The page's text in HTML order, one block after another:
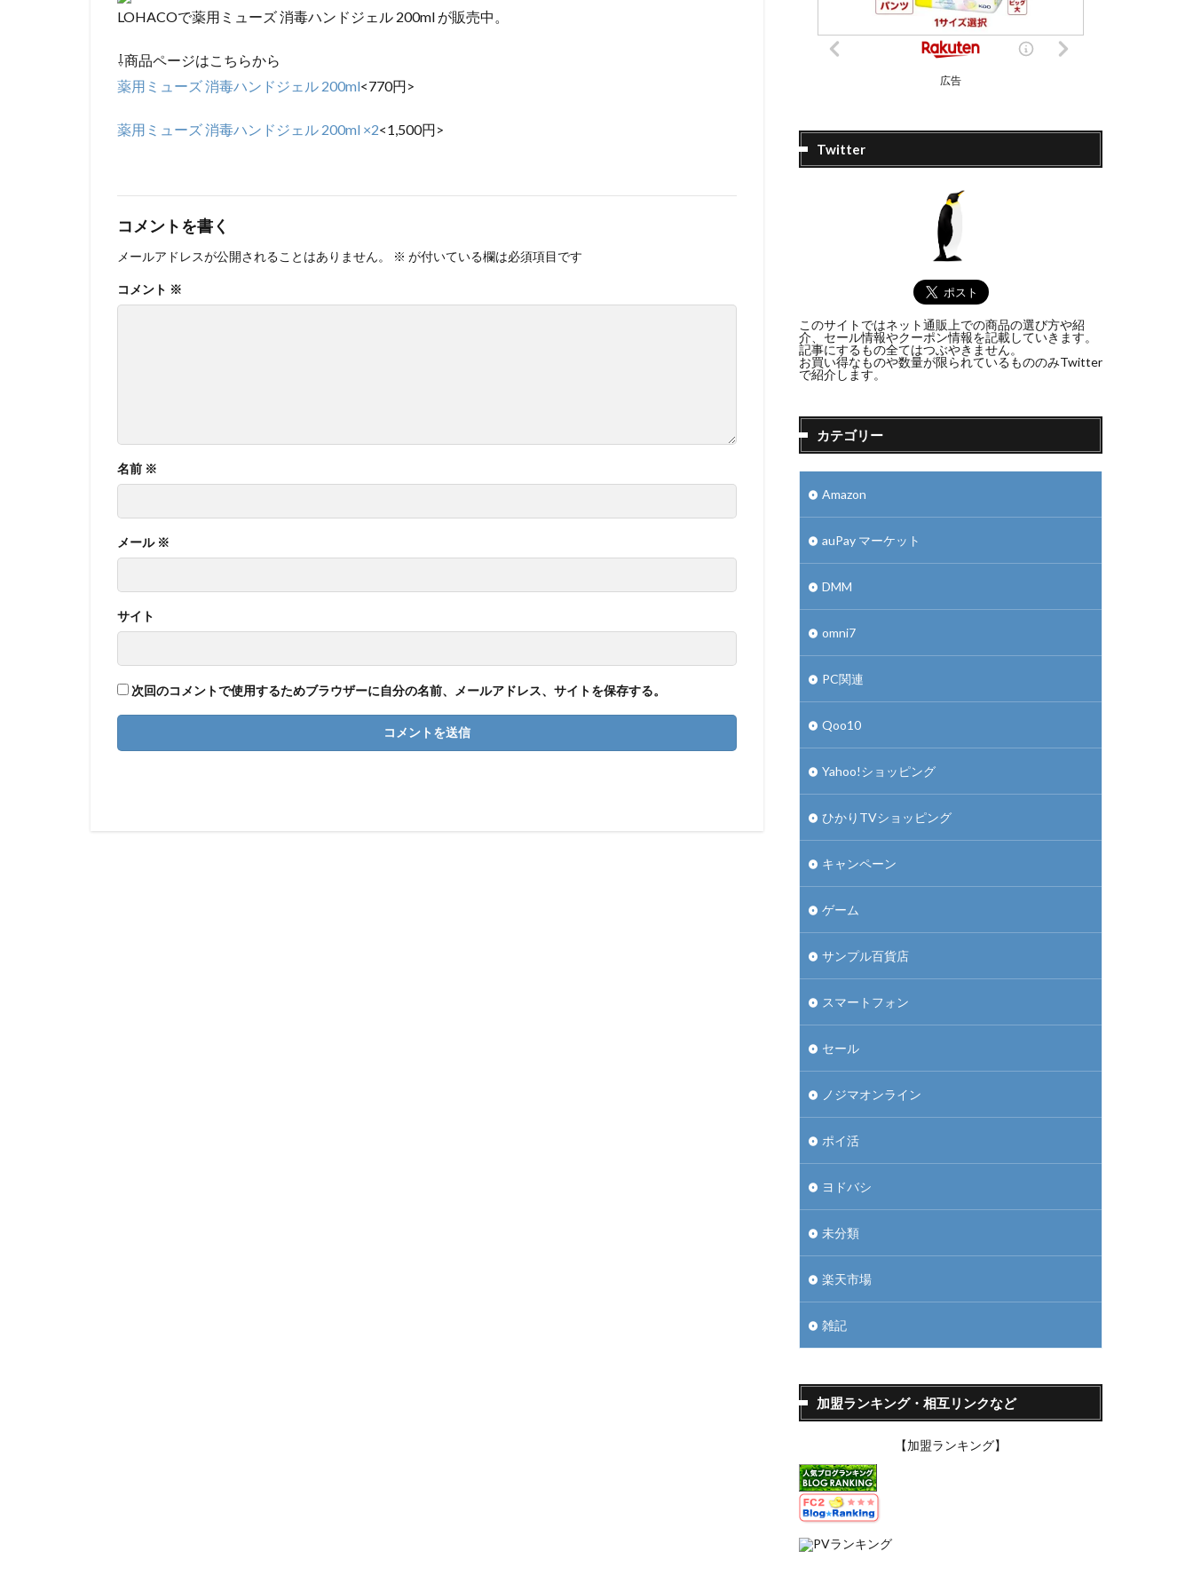
LOHACOで薬用ミューズ 消毒ハンドジェル 200ml が販売中。
⇩商品ページはこちらから
薬用ミューズ 消毒ハンドジェル 200ml<770円>
薬用ミューズ 消毒ハンドジェル 200ml ×2<1,500円>
コメントを書く
メールアドレスが公開されることはありません。 ※ が付いている欄は必須項目です
コメント ※
名前 ※
メール ※
サイト
次回のコメントで使用するためブラウザーに自分の名前、メールアドレス、サイトを保存する。
広告
Twitter
このサイトではネット通販上での商品の選び方や紹
介、セール情報やクーポン情報を記載していきます。
記事にするもの全てはつぶやきません。
お買い得なものや数量が限られているもののみTwitter
で紹介します。
カテゴリー
Amazon
auPay マーケット
DMM
omni7
PC関連
Qoo10
Yahoo!ショッピング
ひかりTVショッピング
キャンペーン
ゲーム
サンプル百貨店
スマートフォン
セール
ノジマオンライン
ポイ活
ヨドバシ
未分類
楽天市場
雑記
加盟ランキング・相互リンクなど
【加盟ランキング】